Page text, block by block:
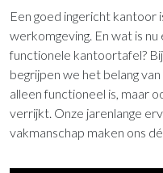
Een goed ingericht
werkomgeving. En wat is
functionele kantoortafel?
begrijpen we het belang
alleen functioneel is, maar
verrijkt. Onze jarenlange
vakmanschap maken ons